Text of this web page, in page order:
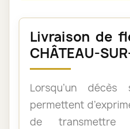
Livraison de
CHÂTEAU-
Lorsqu’un
permettent
de